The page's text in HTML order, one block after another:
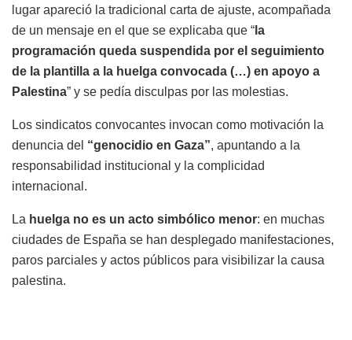
lugar apareció la tradicional carta de ajuste, acompañada
de un mensaje en el que se explicaba que “ la
programación queda suspendida por el seguimiento
de la plantilla a la huelga convocada (…) en apoyo a
Palestina” y se pedía disculpas por las molestias.
Los sindicatos convocantes invocan como motivación la
denuncia del “genocidio en Gaza”, apuntando a la
responsabilidad institucional y la complicidad
internacional.
La huelga no es un acto simbólico menor: en muchas
ciudades de España se han desplegado manifestaciones,
paros parciales y actos públicos para visibilizar la causa
palestina.